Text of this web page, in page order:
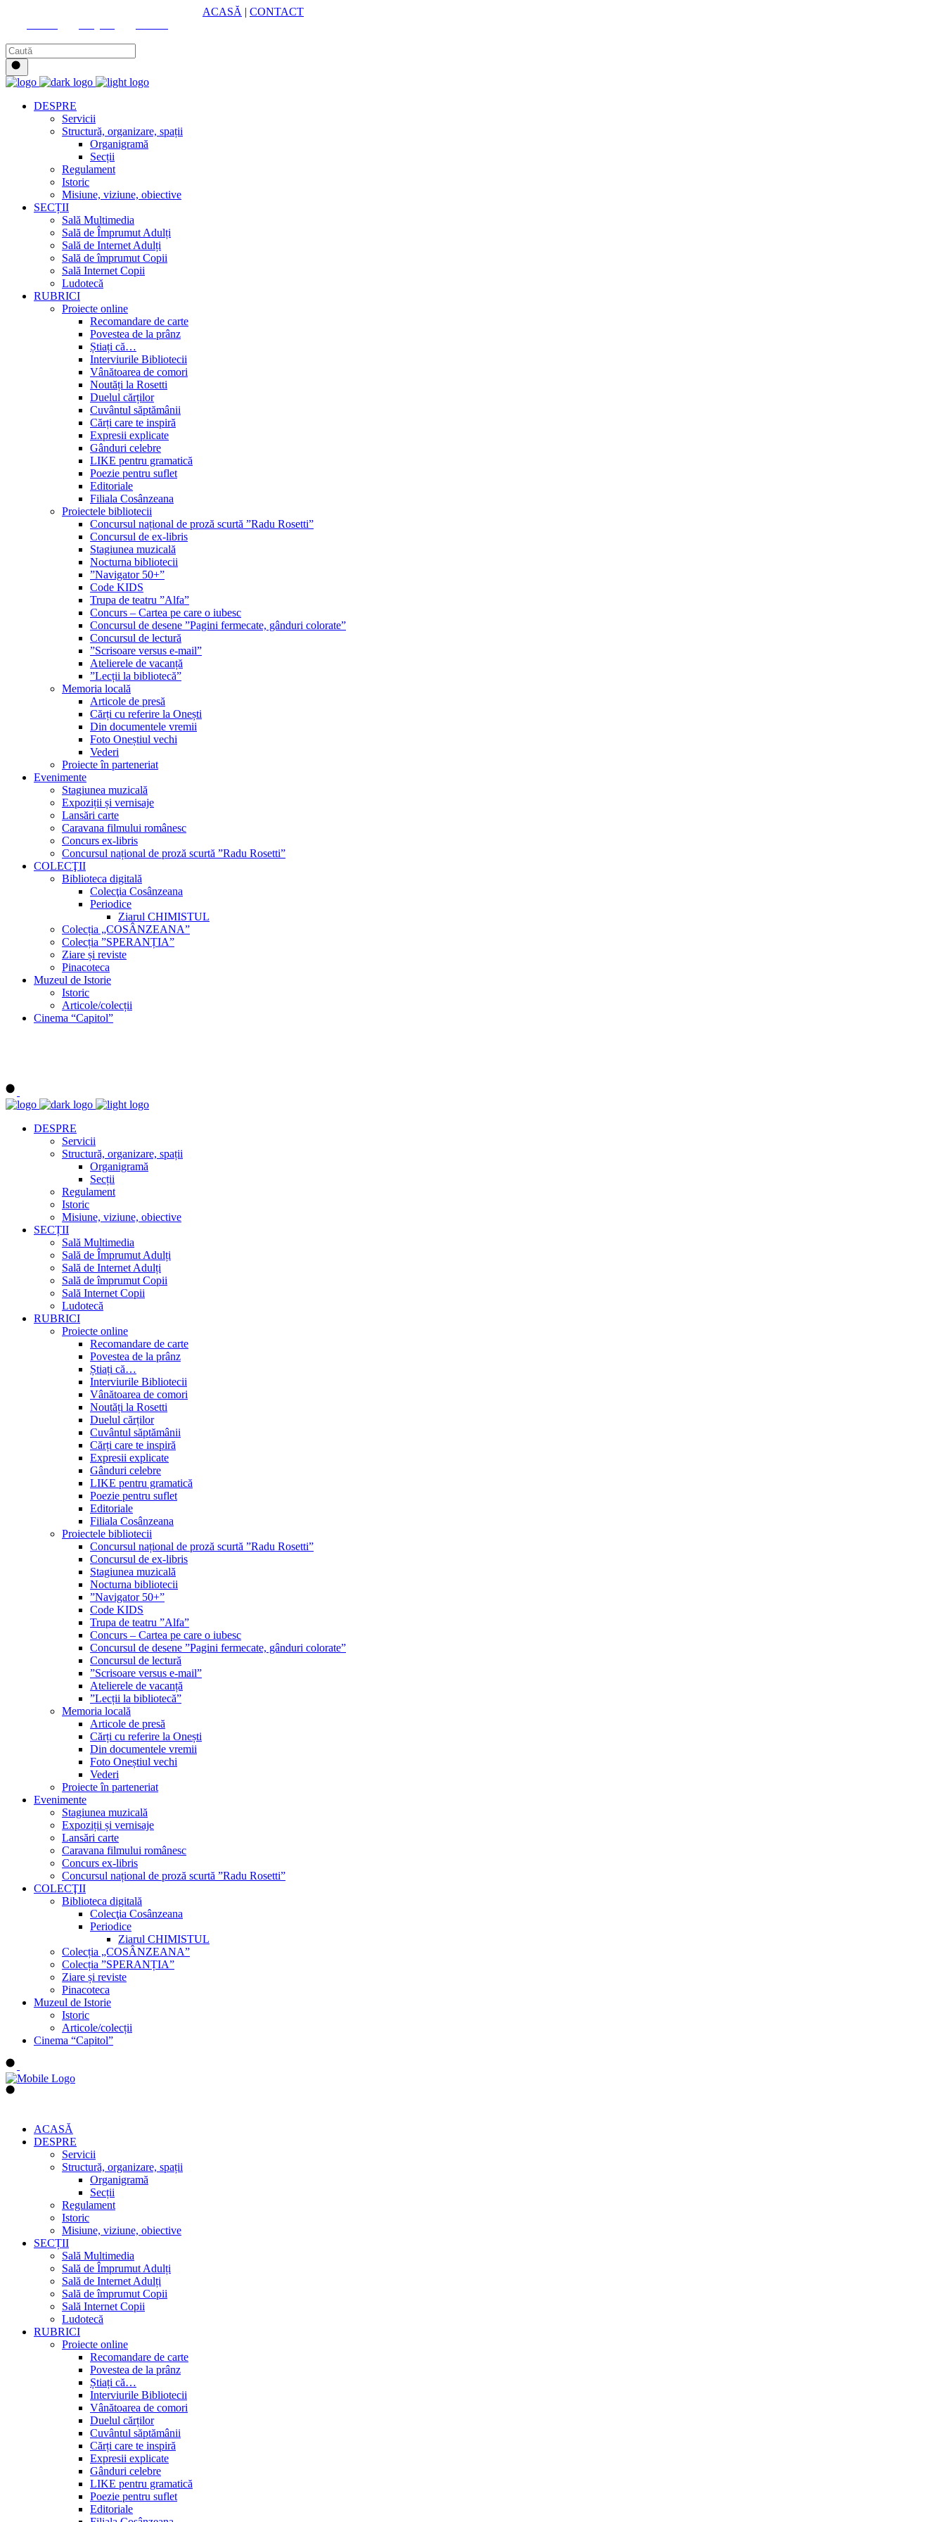
ACASĂ | CONTACT
DESPRE
Servicii
Structură, organizare, spații
Organigramă
Secții
Regulament
Istoric
Misiune, viziune, obiective
SECȚII
Sală Multimedia
Sală de Împrumut Adulți
Sală de Internet Adulți
Sală de împrumut Copii
Sală Internet Copii
Ludotecă
RUBRICI
Proiecte online
Recomandare de carte
Povestea de la prânz
Știați că…
Interviurile Bibliotecii
Vânătoarea de comori
Noutăți la Rosetti
Duelul cărților
Cuvântul săptămânii
Cărți care te inspiră
Expresii explicate
Gânduri celebre
LIKE pentru gramatică
Poezie pentru suflet
Editoriale
Filiala Cosânzeana
Proiectele bibliotecii
Concursul național de proză scurtă ”Radu Rosetti”
Concursul de ex-libris
Stagiunea muzicală
Nocturna bibliotecii
”Navigator 50+”
Code KIDS
Trupa de teatru ”Alfa”
Concurs – Cartea pe care o iubesc
Concursul de desene ”Pagini fermecate, gânduri colorate”
Concursul de lectură
”Scrisoare versus e-mail”
Atelierele de vacanță
”Lecții la bibliotecă”
Memoria locală
Articole de presă
Cărți cu referire la Onești
Din documentele vremii
Foto Oneștiul vechi
Vederi
Proiecte în parteneriat
Evenimente
Stagiunea muzicală
Expoziții și vernisaje
Lansări carte
Caravana filmului românesc
Concurs ex-libris
Concursul național de proză scurtă ”Radu Rosetti”
COLECŢII
Biblioteca digitală
Colecţia Cosânzeana
Periodice
Ziarul CHIMISTUL
Colecția „COSÂNZEANA”
Colecția ”SPERANȚIA”
Ziare și reviste
Pinacoteca
Muzeul de Istorie
Istoric
Articole/colecții
Cinema “Capitol”
DESPRE
Servicii
Structură, organizare, spații
Organigramă
Secții
Regulament
Istoric
Misiune, viziune, obiective
SECȚII
Sală Multimedia
Sală de Împrumut Adulți
Sală de Internet Adulți
Sală de împrumut Copii
Sală Internet Copii
Ludotecă
RUBRICI
Proiecte online
Recomandare de carte
Povestea de la prânz
Știați că…
Interviurile Bibliotecii
Vânătoarea de comori
Noutăți la Rosetti
Duelul cărților
Cuvântul săptămânii
Cărți care te inspiră
Expresii explicate
Gânduri celebre
LIKE pentru gramatică
Poezie pentru suflet
Editoriale
Filiala Cosânzeana
Proiectele bibliotecii
Concursul național de proză scurtă ”Radu Rosetti”
Concursul de ex-libris
Stagiunea muzicală
Nocturna bibliotecii
”Navigator 50+”
Code KIDS
Trupa de teatru ”Alfa”
Concurs – Cartea pe care o iubesc
Concursul de desene ”Pagini fermecate, gânduri colorate”
Concursul de lectură
”Scrisoare versus e-mail”
Atelierele de vacanță
”Lecții la bibliotecă”
Memoria locală
Articole de presă
Cărți cu referire la Onești
Din documentele vremii
Foto Oneștiul vechi
Vederi
Proiecte în parteneriat
Evenimente
Stagiunea muzicală
Expoziții și vernisaje
Lansări carte
Caravana filmului românesc
Concurs ex-libris
Concursul național de proză scurtă ”Radu Rosetti”
COLECŢII
Biblioteca digitală
Colecţia Cosânzeana
Periodice
Ziarul CHIMISTUL
Colecția „COSÂNZEANA”
Colecția ”SPERANȚIA”
Ziare și reviste
Pinacoteca
Muzeul de Istorie
Istoric
Articole/colecții
Cinema “Capitol”
ACASĂ
DESPRE
Servicii
Structură, organizare, spații
Organigramă
Secții
Regulament
Istoric
Misiune, viziune, obiective
SECȚII
Sală Multimedia
Sală de Împrumut Adulți
Sală de Internet Adulți
Sală de împrumut Copii
Sală Internet Copii
Ludotecă
RUBRICI
Proiecte online
Recomandare de carte
Povestea de la prânz
Știați că…
Interviurile Bibliotecii
Vânătoarea de comori
Duelul cărților
Cuvântul săptămânii
Cărți care te inspiră
Expresii explicate
Gânduri celebre
LIKE pentru gramatică
Poezie pentru suflet
Editoriale